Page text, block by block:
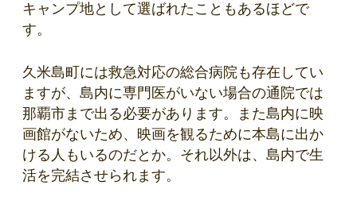
キャンプ地として選ばれたこともあるほどで
す。
久米島町には救急対応の総合病院も存在してい
ますが、島内に専門医がいない場合の通院では
那覇市まで出る必要があります。また島内に映
画館がないため、映画を観るために本島に出か
ける人もいるのだとか。それ以外は、島内で生
活を完結させられます。